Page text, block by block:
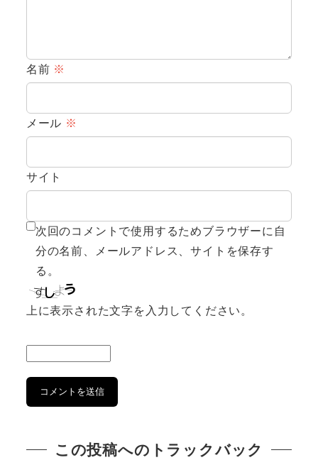
名前 ※
メール ※
サイト
次回のコメントで使用するためブラウザーに自
分の名前、メールアドレス、サイトを保存す
る。
上に表示された文字を入力してください。
この投稿へのトラックバック